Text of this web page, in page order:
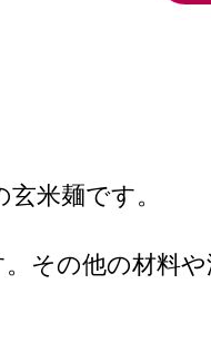
米麺です。
その他の材料